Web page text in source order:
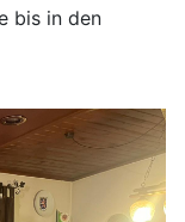
bis in den